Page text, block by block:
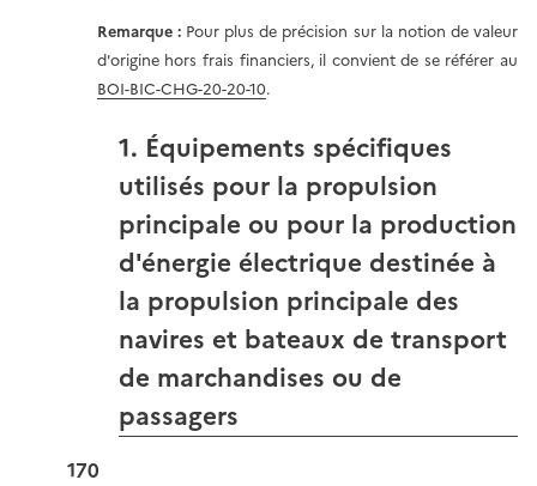
Remarque : Pour plus de précision sur la notion de valeur
d'origine hors frais financiers, il convient de se référer au
BOI-BIC-CHG-20-20-10.
1. Équipements spécifiques
utilisés pour la propulsion
principale ou pour la production
d'énergie électrique destinée à
la propulsion principale des
navires et bateaux de transport
de marchandises ou de
passagers
170